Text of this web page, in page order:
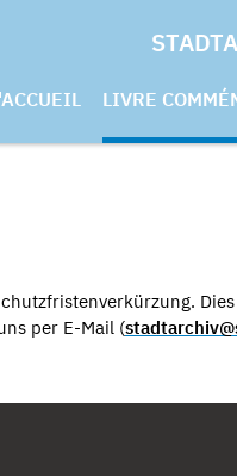
LIVRE
per E-Mail (